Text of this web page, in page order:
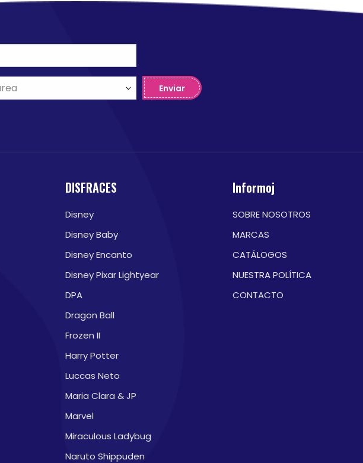
Enviar
DISFRACES
Disney
Disney Baby
Disney Encanto
Disney Pixar Lightyear
DPA
Dragon Ball
Frozen II
Harry Potter
Luccas Neto
Maria Clara & JP
Marvel
Miraculous Ladybug
Naruto Shippuden
Informoj
SOBRE NOSOTROS
MARCAS
CATÁLOGOS
NUESTRA POLÍTICA
CONTACTO